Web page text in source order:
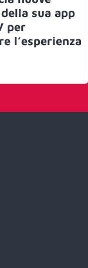
sua app
per
l’esperienza